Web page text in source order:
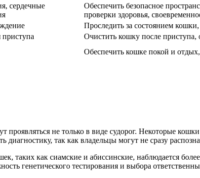
сердечные
Обеспечить безопасное
проверки здоровья,
Проследить за состоянием
приступа
Очистить кошку после приступа,
Обеспечить кошке покой и отдых,
проявляться не только в виде судорог. Некоторые
так как владельцы могут не сразу
таких как сиамские и абиссинские, наблюдается
генетического тестирования и выбора